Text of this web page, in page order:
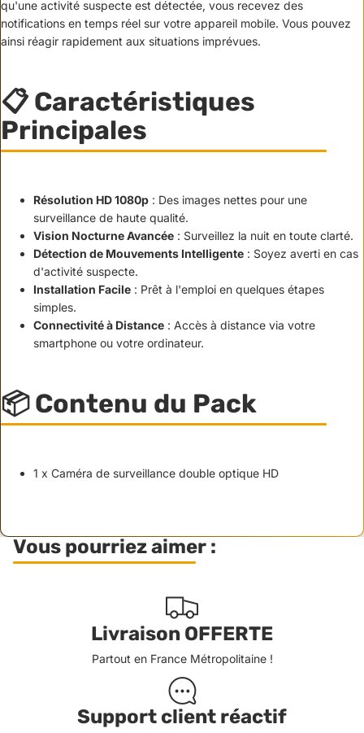
qu'une activité suspecte est détectée, vous recevez des
notifications en temps réel sur votre appareil mobile. Vous pouvez
ainsi réagir rapidement aux situations imprévues.
📋 Caractéristiques
Principales
Résolution HD 1080p : Des images nettes pour une
surveillance de haute qualité.
Vision Nocturne Avancée : Surveillez la nuit en toute clarté.
Détection de Mouvements Intelligente : Soyez averti en cas
d'activité suspecte.
Installation Facile : Prêt à l'emploi en quelques étapes
simples.
Connectivité à Distance : Accès à distance via votre
smartphone ou votre ordinateur.
📦 Contenu du Pack
1 x Caméra de surveillance double optique HD
Vous pourriez aimer :
Livraison OFFERTE
Partout en France Métropolitaine !
Support client réactif